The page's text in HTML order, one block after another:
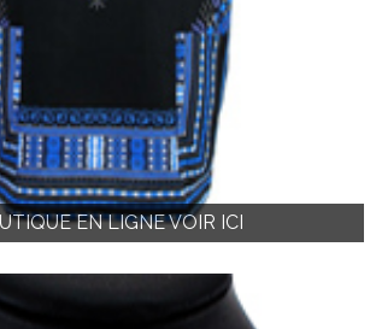
EN LIGNE VOIR ICI